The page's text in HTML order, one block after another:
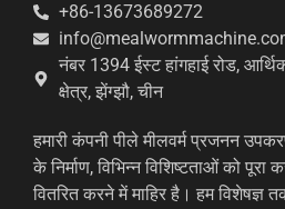
+86-13673689272
नंबर 1394 ईस्ट हांगहाई रोड,
क्षेत्र, झेंग्झौ, चीन
हमारी कंपनी पीले मीलवर्म प्रजनन
के निर्माण, विभिन्न विशिष्टताओं को
वितरित करने में माहिर है। हम विशेषज्ञ